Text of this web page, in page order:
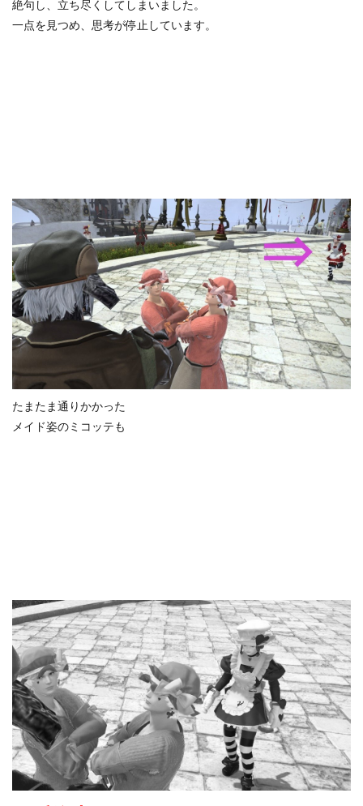
絶句し、立ち尽くしてしまいました。
一点を見つめ、思考が停止しています。
たまたま通りかかった
メイド姿のミコッテも